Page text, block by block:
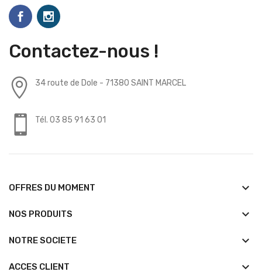
Contactez-nous !
34 route de Dole - 71380 SAINT MARCEL
Tél. 03 85 91 63 01
OFFRES DU MOMENT keyboard_arrow_down
NOS PRODUITS keyboard_arrow_down
NOTRE SOCIETE keyboard_arrow_down
ACCES CLIENT keyboard_arrow_down